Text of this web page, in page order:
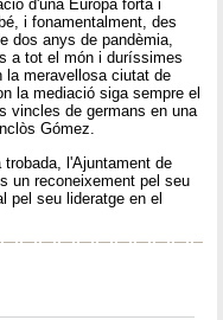
d'una Europa forta i
i fonamentalment, des
dos anys de pandèmia,
a tot el món i duríssimes
la meravellosa ciutat de
la mediació siga sempre el
vincles de germans en una
Gómez.
l'Ajuntament de
un reconeixement pel seu
pel seu lideratge en el